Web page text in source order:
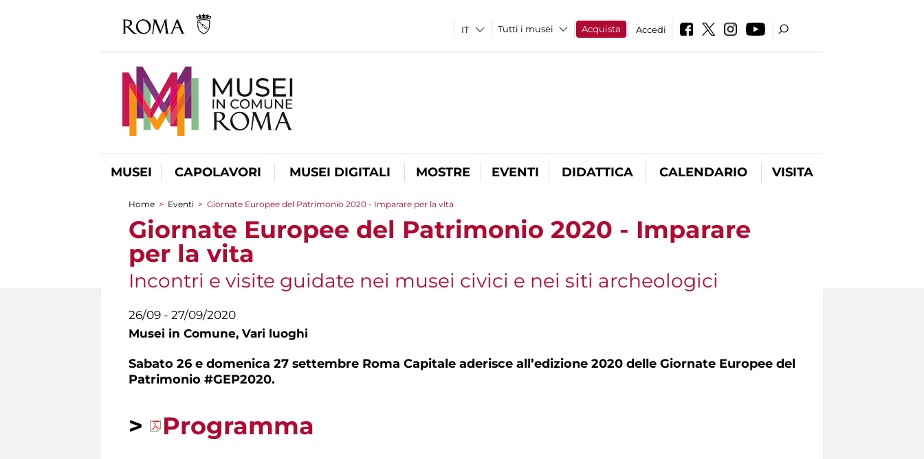
Tutti i musei Acquista Accedi
MUSEI CAPOLAVORI MUSEI DIGITALI MOSTRE EVENTI DIDATTICA CALENDARIO VISITA
Tu sei qui
Home > Eventi > Giornate Europee del Patrimonio 2020 - Imparare per la vita
Giornate Europee del Patrimonio 2020 - Imparare
per la vita
Incontri e visite guidate nei musei civici e nei siti archeologici
26/09 - 27/09/2020
Musei in Comune, Vari luoghi
Sabato 26 e domenica 27 settembre Roma Capitale aderisce all’edizione 2020 delle Giornate Europee del
Patrimonio #GEP2020.
> Programma